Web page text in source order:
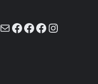
E-MailFacebook
Facebook
Facebook
Instagram